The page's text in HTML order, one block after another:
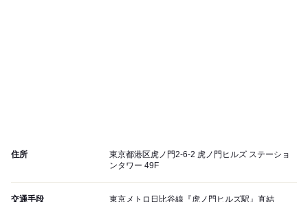
住所
東京都港区虎ノ門2-6-2 虎ノ門ヒルズ ステーショ
ンタワー 49F
交通手段
東京メトロ日比谷線『虎ノ門ヒルズ駅』直結